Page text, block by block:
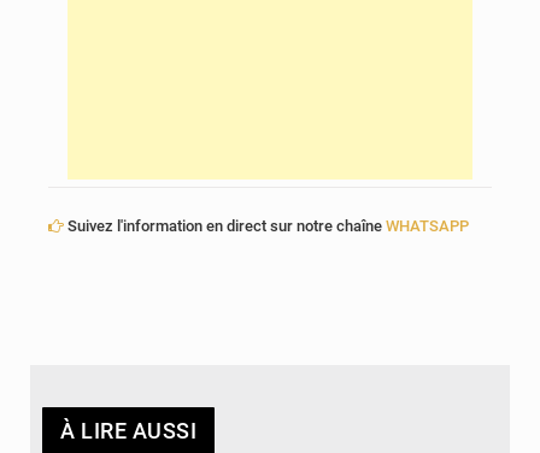
Suivez l'information en direct sur notre chaîne WHATSAPP
À LIRE AUSSI